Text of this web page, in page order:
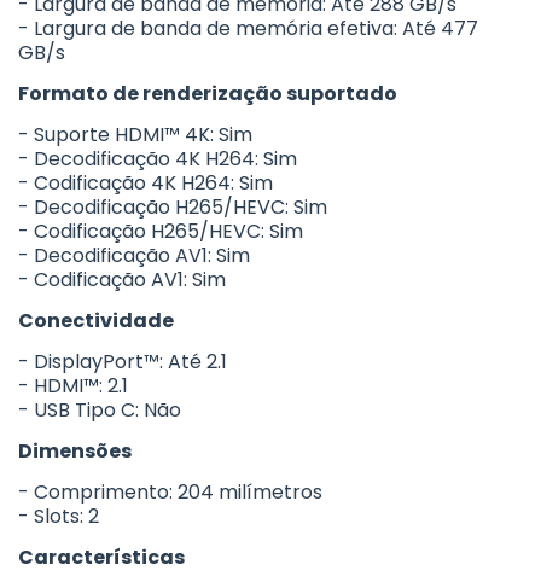
- Largura de banda de memória efetiva: Até 477
GB/s
Formato de renderização suportado
- Suporte HDMI™ 4K: Sim
- Decodificação 4K H264: Sim
- Codificação 4K H264: Sim
- Decodificação H265/HEVC: Sim
- Codificação H265/HEVC: Sim
- Decodificação AV1: Sim
- Codificação AV1: Sim
Conectividade
- DisplayPort™: Até 2.1
- HDMI™: 2.1
- USB Tipo C: Não
Dimensões
- Comprimento: 204 milímetros
- Slots: 2
Características